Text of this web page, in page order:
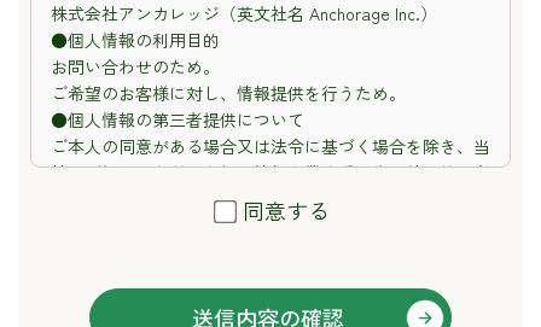
株式会社アンカレッジ（英文社名 Anchorage Inc.）
●個人情報の利用目的
お問い合わせのため。
ご希望のお客様に対し、情報提供を行うため。
●個人情報の第三者提供について
ご本人の同意がある場合又は法令に基づく場合を除き、当
社にご提供いただいた個人情報を業務委託先以外の第三者
に開示・提供することはありません。
●個人情報の取扱いの委託について
●開示対象個人情報の開示等および問い合わせ窓口につい
同意する